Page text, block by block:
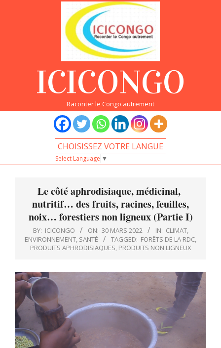
ICICONGO
Raconter le Congo autrement
CHOISISSEZ VOTRE LANGUE
Select Language ▼
Le côté aphrodisiaque, médicinal,
nutritif… des fruits, racines, feuilles,
noix… forestiers non ligneux (Partie I)
BY: ICICONGO ON: 30 MARS 2022 IN: CLIMAT,
ENVIRONNEMENT, SANTÉ TAGGED: FORÊTS DE LA RDC,
PRODUITS APHRODISIAQUES, PRODUITS NON LIGNEUX